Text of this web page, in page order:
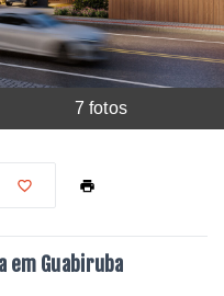
7 fotos
em Guabiruba